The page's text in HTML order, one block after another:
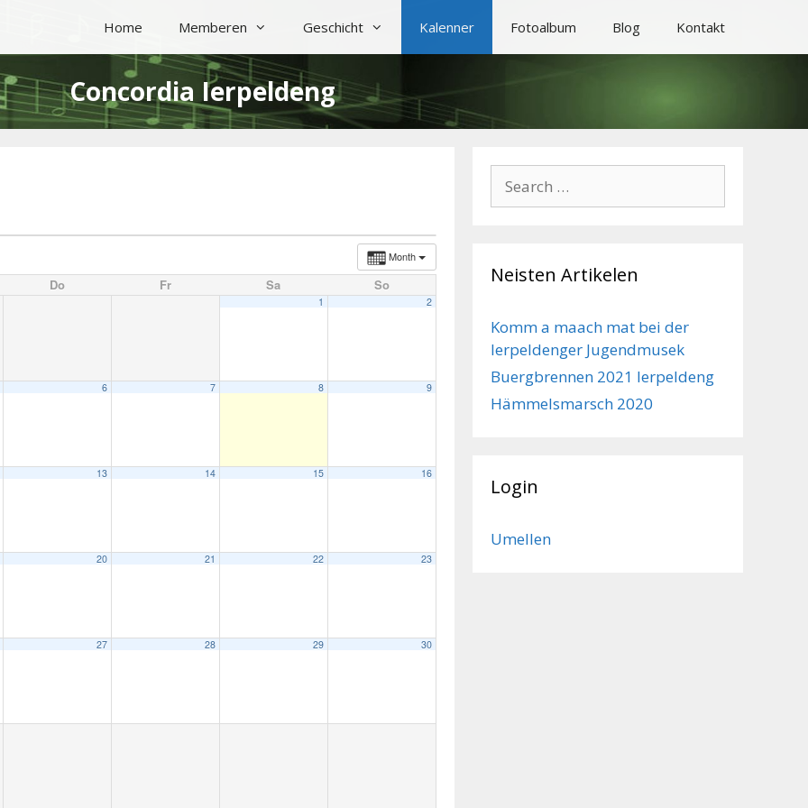
Home Memberen Geschicht Kalenner Fotoalbum Blog Kontakt
Concordia Ierpeldeng
Month
Do Fr Sa So
1 2
6 7 8 9
13 14 15 16
20 21 22 23
27 28 29 30
for:
Neisten Artikelen
Komm a maach mat bei der
Ierpeldenger Jugendmusek
Buergbrennen 2021 Ierpeldeng
Hämmelsmarsch 2020
Login
Umellen